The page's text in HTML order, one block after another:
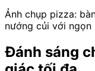
Ảnh chụp pizza:
nướng củi với ngọn
Đánh sáng